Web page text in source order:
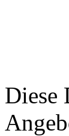
Diese